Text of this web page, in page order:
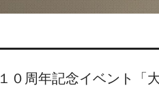
１０周年記念イベント